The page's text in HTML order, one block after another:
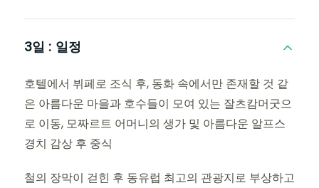
3일 : 일정
호텔에서 뷔페로 조식 후, 동화 속에서만 존재할 것 같
은 아름다운 마을과 호수들이 모여 있는 잘츠캄머굿으
로 이동, 모짜르트 어머니의 생가 및 아름다운 알프스
경치 감상 후 중식
철의 장막이 걷힌 후 동유럽 최고의 관광지로 부상하고